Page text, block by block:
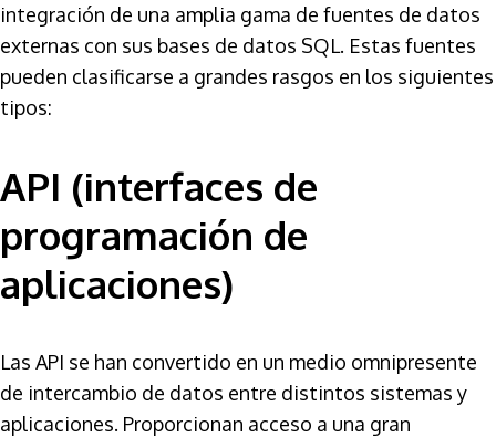
integración de una amplia gama de fuentes de datos
externas con sus bases de datos SQL. Estas fuentes
pueden clasificarse a grandes rasgos en los siguientes
tipos:
API (interfaces de
programación de
aplicaciones)
Las API se han convertido en un medio omnipresente
de intercambio de datos entre distintos sistemas y
aplicaciones. Proporcionan acceso a una gran